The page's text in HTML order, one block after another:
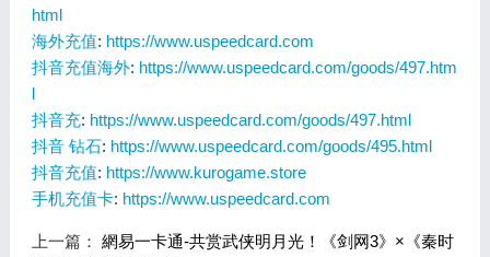
html
海外充值: https://www.uspeedcard.com
抖音充值海外: https://www.uspeedcard.com/goods/497.htm
l
抖音充: https://www.uspeedcard.com/goods/497.html
抖音 钻石: https://www.uspeedcard.com/goods/495.html
抖音充值: https://www.kurogame.store
手机充值卡: https://www.uspeedcard.com
上一篇： 網易一卡通-共赏武侠明月光！《剑网3》×《秦时